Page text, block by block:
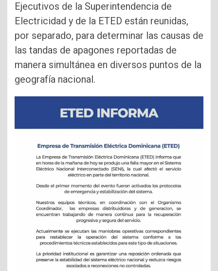
Ejecutivos de la Superintendencia de
Electricidad y de la ETED están reunidas,
por separado, para determinar las causas de
las tandas de apagones reportadas de
manera simultánea en diversos puntos de la
geografía nacional.